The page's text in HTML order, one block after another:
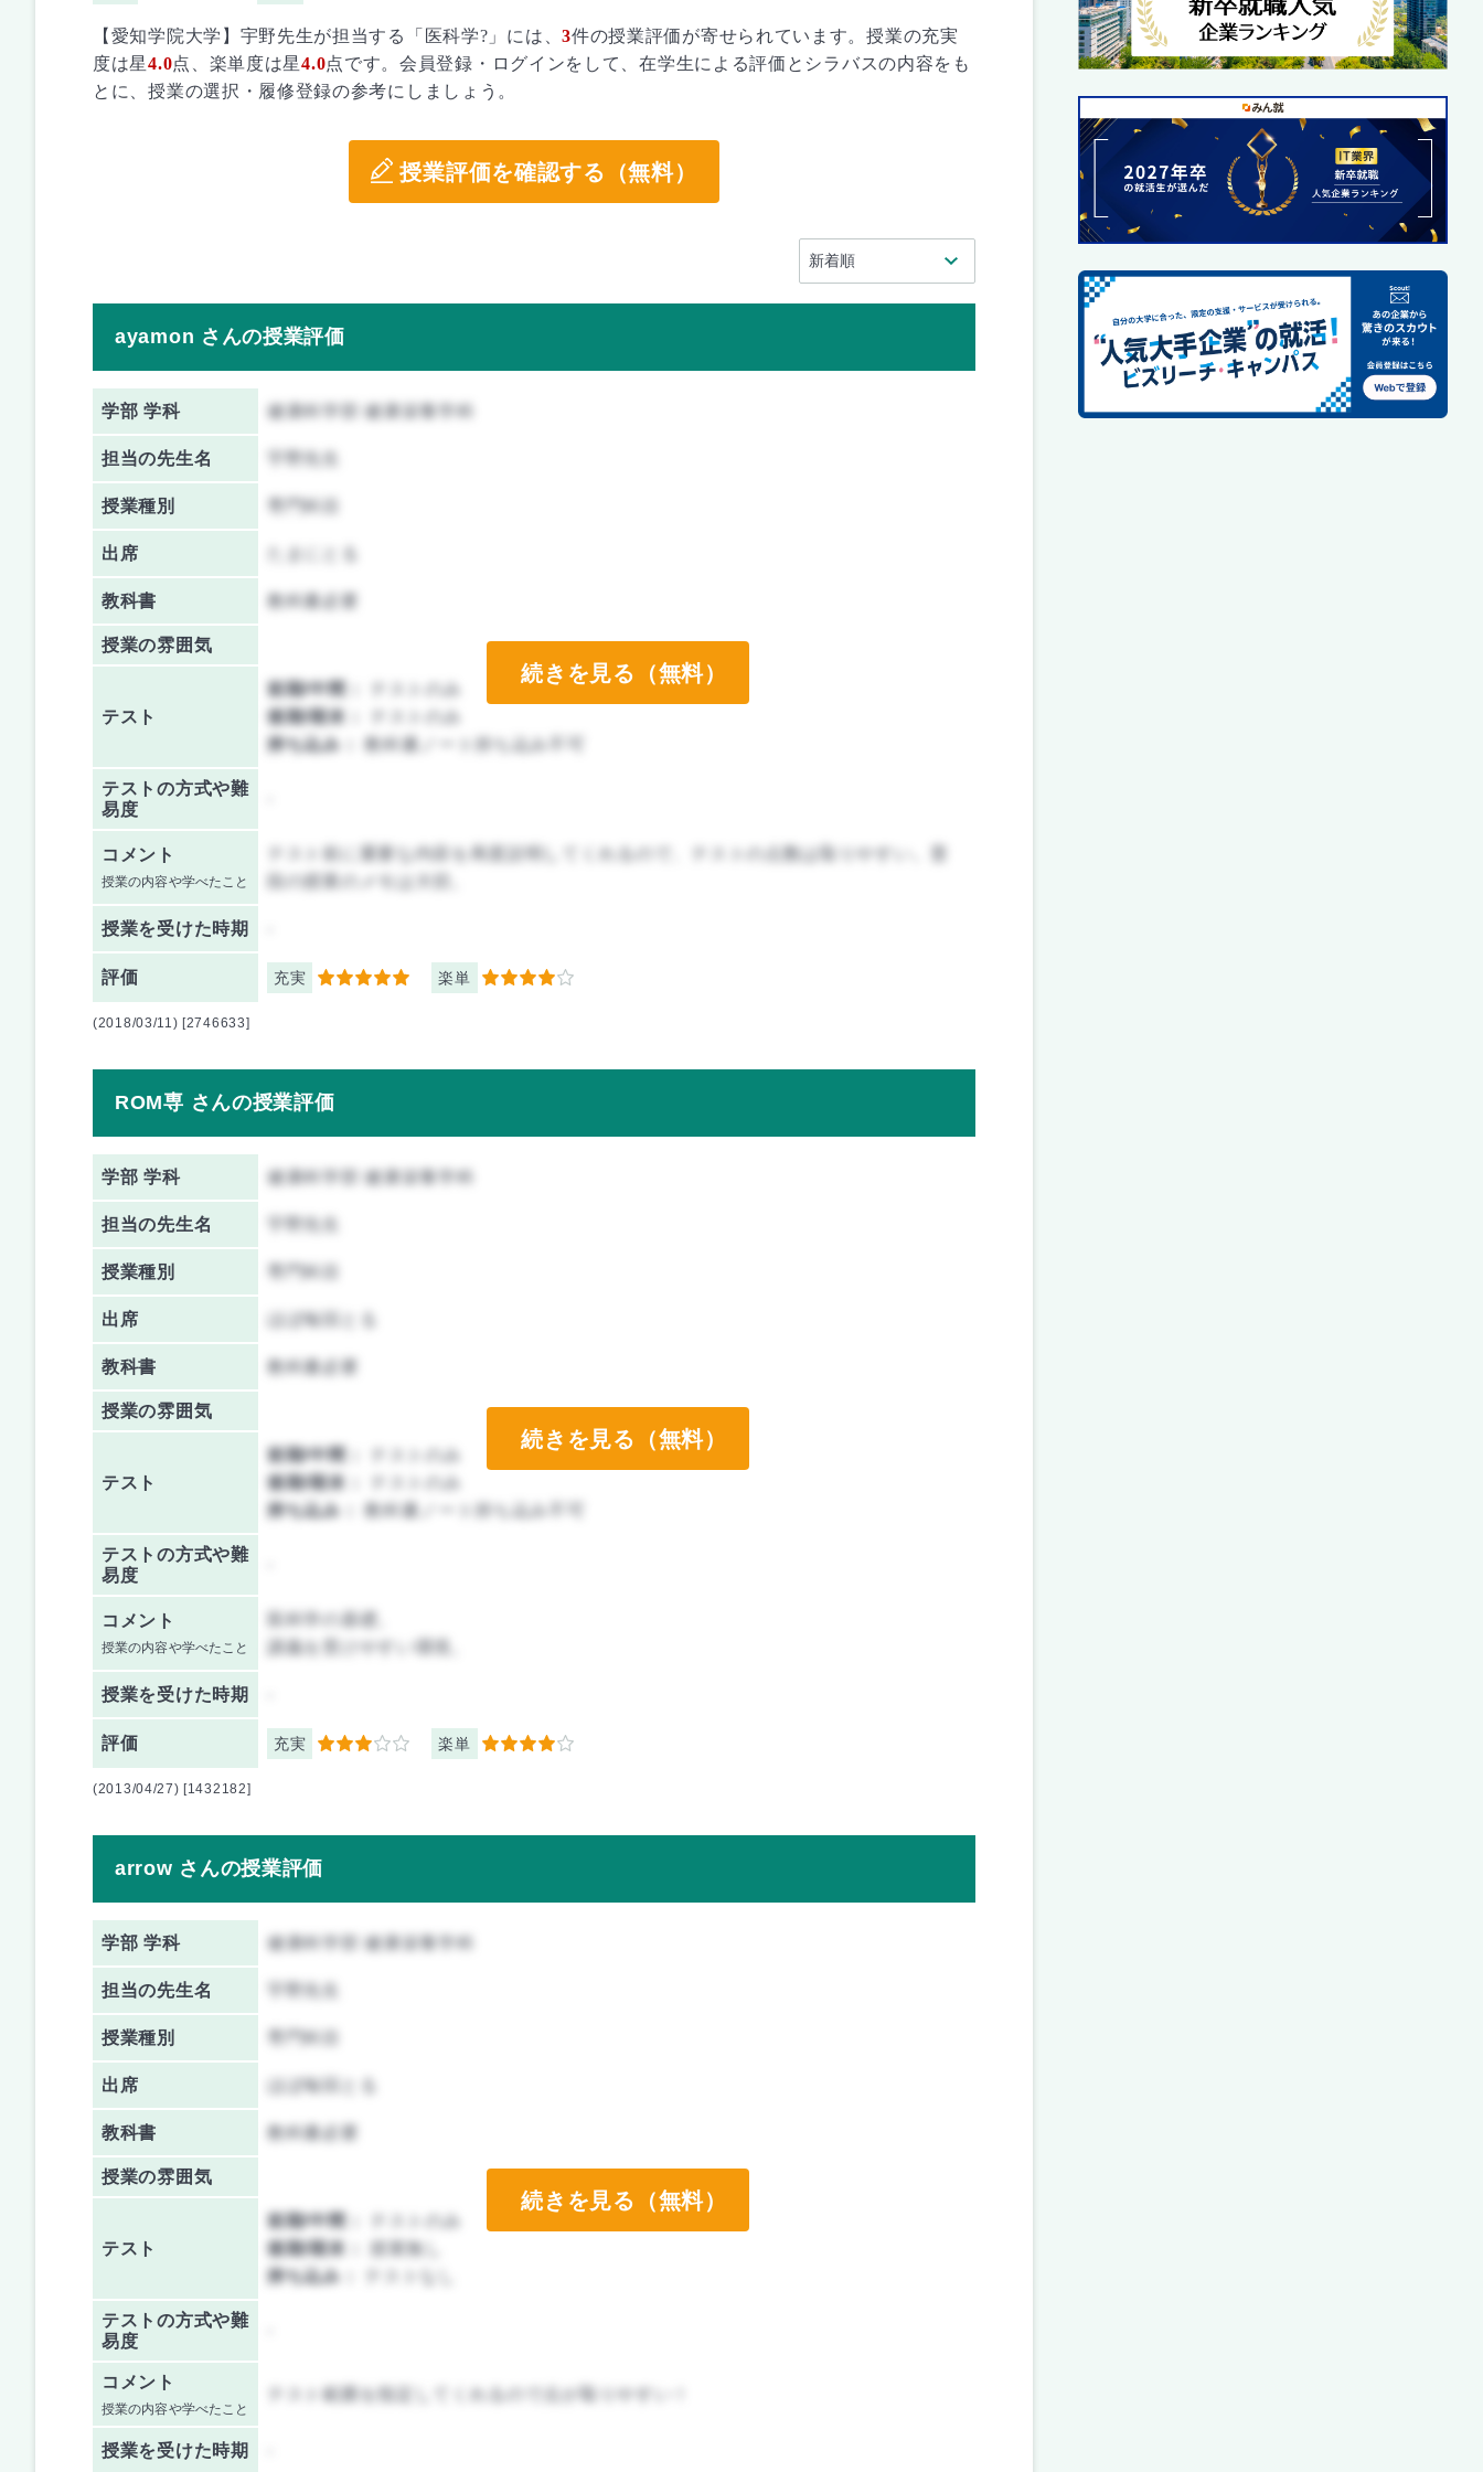
【愛知学院大学】宇野先生が担当する「医科学?」には、3件の授業評価が寄せられています。授業の充実
度は星4.0点、楽単度は星4.0点です。会員登録・ログインをして、在学生による評価とシラバスの内容をも
とに、授業の選択・履修登録の参考にしましょう。
授業評価を確認する（無料）
ayamon さんの授業評価
学部 学科 健康科学部 健康栄養学科
担当の先生名
授業種別 専門科目
出席
教科書 教科書必要
授業の雰囲気
テスト
前期/中間：
テストのみ
後期/期末：
テストのみ
持ち込み：
教科書ノート持ち込み不可
テストの方式や難
易度
コメント
授業の内容や学べたこと
テスト前に重要な内容を再度説明してくれるので、テストの点数は取りやすい。普
授業を受けた時期
評価 充実 5 楽単 4
続きを見る（無料）
(2018/03/11) [2746633]
ROM専 さんの授業評価
学部 学科 健康科学部 健康栄養学科
担当の先生名
授業種別 専門科目
出席 ほぼ毎回とる
教科書 教科書必要
授業の雰囲気
テスト
前期/中間：
テストのみ
後期/期末：
テストのみ
持ち込み：
教科書ノート持ち込み不可
テストの方式や難
易度
コメント
授業の内容や学べたこと
講義を受けやすい環境。
授業を受けた時期
評価 充実 3 楽単 4
続きを見る（無料）
(2013/04/27) [1432182]
arrow さんの授業評価
学部 学科 健康科学部 健康栄養学科
担当の先生名
授業種別 専門科目
出席 ほぼ毎回とる
教科書 教科書必要
授業の雰囲気
テスト
前期/中間：
テストのみ
後期/期末：
授業無し
持ち込み：
テストの方式や難
易度
コメント
授業の内容や学べたこと
テスト範囲を指定してくれるので点が取りやすい！
授業を受けた時期
続きを見る（無料）